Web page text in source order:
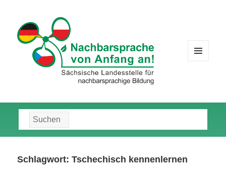
Suche
nach:
Schlagwort:Tschechisch kennenlernen